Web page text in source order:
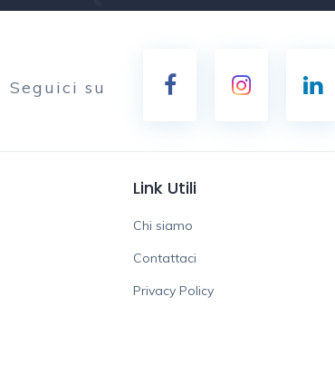
Seguici su
Link Utili
Chi siamo
Contattaci
Privacy Policy